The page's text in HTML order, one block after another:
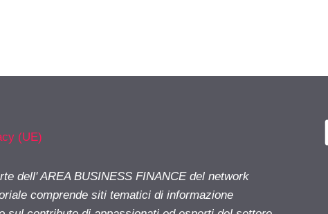
(UE)
dell' AREA BUSINESS FINANCE del network
comprende siti tematici di informazione